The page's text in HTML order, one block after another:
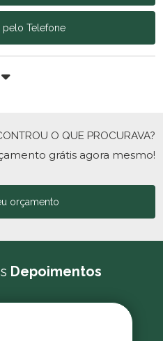
pelo Telefone
O QUE PROCURAVA?
grátis agora mesmo!
orçamento
Depoimentos